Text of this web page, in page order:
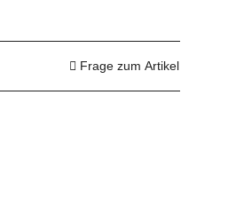
Frage zum Artikel